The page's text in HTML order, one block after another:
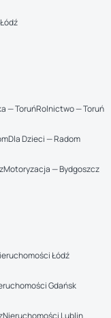
— ToruńRolnictwo — Toruń
Dla Dzieci — Radom
Motoryzacja — Bydgoszcz
Łódź
Gdańsk
Nieruchomości Lublin